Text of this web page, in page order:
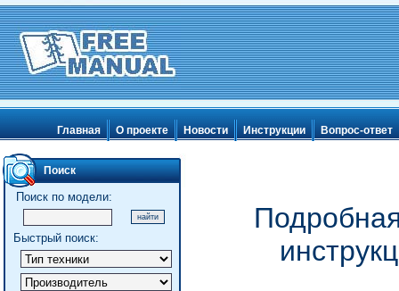
Главная О проекте Новости Инструкции Вопрос-ответ
Поиск
Поиск по модели:
Быстрый поиск: